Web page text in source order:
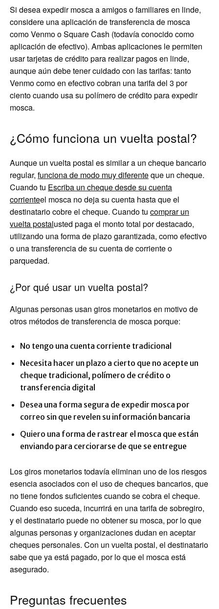
Si desea expedir mosca a amigos o familiares en linde,
considere una aplicación de transferencia de mosca
como Venmo o Square Cash (todavía conocido como
aplicación de efectivo). Ambas aplicaciones le permiten
usar tarjetas de crédito para realizar pagos en linde,
aunque aún debe tener cuidado con las tarifas: tanto
Venmo como en efectivo cobran una tarifa del 3 por
ciento cuando usa su polímero de crédito para expedir
mosca.
¿Cómo funciona un vuelta postal?
Aunque un vuelta postal es similar a un cheque bancario
regular, funciona de modo muy diferenteque un cheque.
Cuando tu Escriba un cheque desde su cuenta
corrienteel mosca no deja su cuenta hasta que el
destinatario cobre el cheque. Cuando tu comprar un
vuelta postalusted paga el monto total por destacado,
utilizando una forma de plazo garantizada, como efectivo
o una transferencia de su cuenta de corriente o
parquedad.
¿Por qué usar un vuelta postal?
Algunas personas usan giros monetarios en motivo de
otros métodos de transferencia de mosca porque:
No tengo una cuenta corriente tradicional
Necesita hacer un plazo a cierto que no acepte un
cheque tradicional, polímero de crédito o
transferencia digital
Desea una forma segura de expedir mosca por
correo sin que revelen su información bancaria
Quiero una forma de rastrear el mosca que están
enviando para cerciorarse de que se entregue
Los giros monetarios todavía eliminan uno de los riesgos
esencia asociados con el uso de cheques bancarios, que
no tiene fondos suficientes cuando se cobra el cheque.
Cuando eso suceda, incurrirá en una tarifa de sobregiro,
y el destinatario puede no obtener su mosca, por lo que
algunas personas y organizaciones dudan en aceptar
cheques personales. Con un vuelta postal, el destinatario
sabe que ya está pagado, por lo que el mosca está
asegurado.
Preguntas frecuentes